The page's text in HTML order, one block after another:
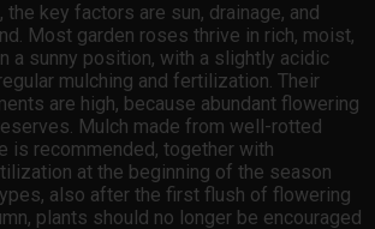
the key factors are sun, drainage, and
Most garden roses thrive in rich, moist,
a sunny position, with a slightly acidic
mulching and fertilization. Their
are high, because abundant flowering
Mulch made from well-rotted
is recommended, together with
at the beginning of the season
also after the first flush of flowering
plants should no longer be encouraged